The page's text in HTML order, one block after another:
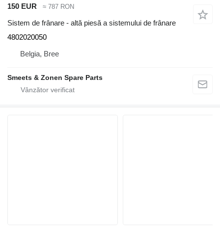
150 EUR ≈ 787 RON
Sistem de frânare - altă piesă a sistemului de frânare
4802020050
Belgia, Bree
Smeets & Zonen Spare Parts